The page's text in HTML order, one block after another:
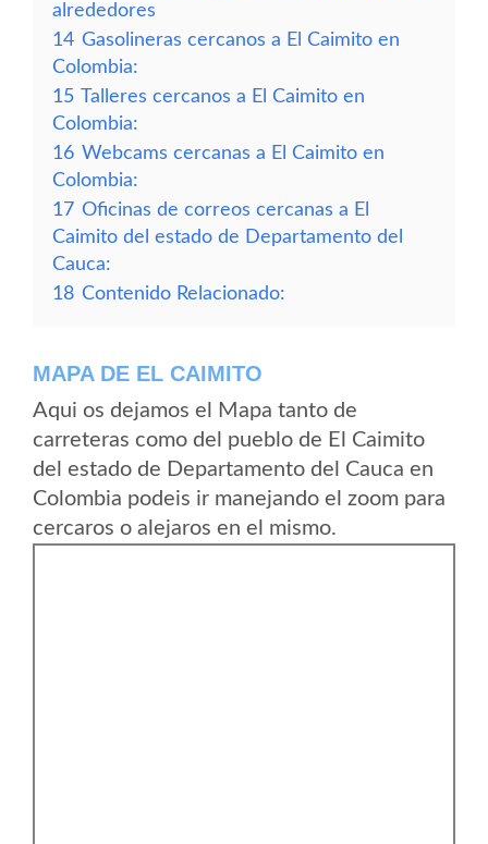
alrededores
14 Gasolineras cercanos a El Caimito en
Colombia:
15 Talleres cercanos a El Caimito en
Colombia:
16 Webcams cercanas a El Caimito en
Colombia:
17 Oficinas de correos cercanas a El
Caimito del estado de Departamento del
Cauca:
18 Contenido Relacionado:
MAPA DE EL CAIMITO
Aqui os dejamos el Mapa tanto de
carreteras como del pueblo de El Caimito
del estado de Departamento del Cauca en
Colombia podeis ir manejando el zoom para
cercaros o alejaros en el mismo.